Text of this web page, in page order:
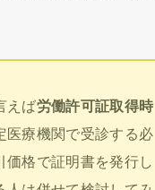
えば労働許可証取得時
医療機関で受診する必
格で証明書を発行し